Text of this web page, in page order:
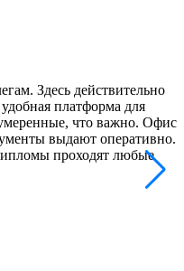
Здесь действительно
платформа для
что важно. Офис
выдают оперативно.
проходят любые